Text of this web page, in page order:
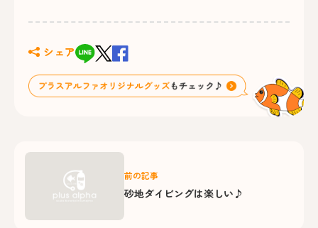
シェア
前の記事
砂地ダイビングは楽しい♪